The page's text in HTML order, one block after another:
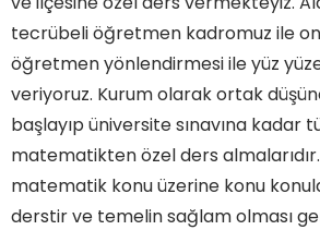
tecrübeli öğretmen kadromuz ile
öğretmen yönlendirmesi ile yüz
veriyoruz. Kurum olarak ortak
başlayıp üniversite sınavına kadar
matematikten özel ders
matematik konu üzerine konu
derstir ve temelin sağlam olması